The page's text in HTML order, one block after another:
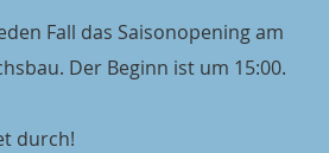
Fall das Saisonopening am
Der Beginn ist um 15:00.
durch!